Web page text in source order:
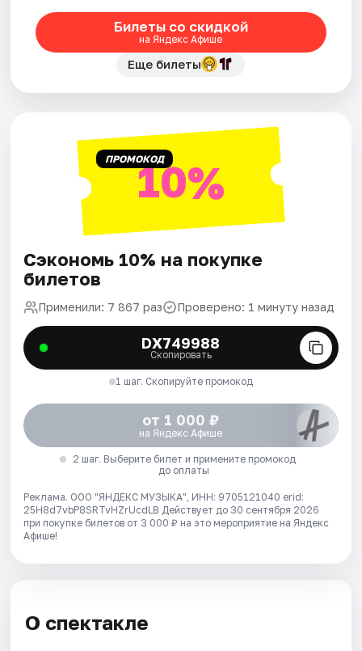
Билеты со скидкой
на Яндекс Афише
Еще билеты
ПРОМОКОД10%
Сэкономь 10% на покупке
билетов
Применили: 7 867 раз Проверено: 1 минуту назад
DX749988
Скопировать
1 шаг. Скопируйте промокод
от 1 000 ₽
на Яндекс Афише
2 шаг. Выберите билет и примените промокод
до оплаты
Реклама. ООО "ЯНДЕКС МУЗЫКА", ИНН: 9705121040 erid:
25H8d7vbP8SRTvHZrUcdLB Действует до 30 сентября 2026
при покупке билетов от 3 000 ₽ на это мероприятие на Яндекс
Афише!
О спектакле